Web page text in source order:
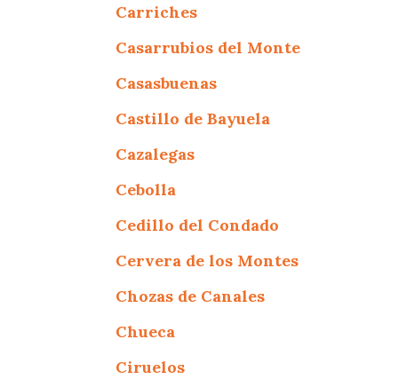
Carriches
Casarrubios del Monte
Casasbuenas
Castillo de Bayuela
Cazalegas
Cebolla
Cedillo del Condado
Cervera de los Montes
Chozas de Canales
Chueca
Ciruelos